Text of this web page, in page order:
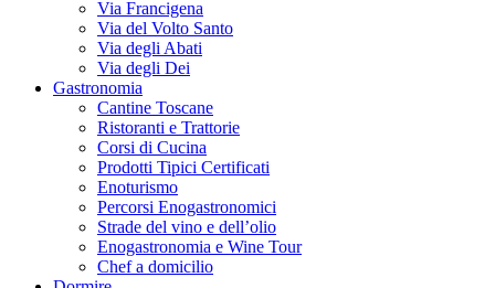
Via Francigena
Via del Volto Santo
Via degli Abati
Via degli Dei
Gastronomia
Cantine Toscane
Ristoranti e Trattorie
Corsi di Cucina
Prodotti Tipici Certificati
Enoturismo
Percorsi Enogastronomici
Strade del vino e dell’olio
Enogastronomia e Wine Tour
Chef a domicilio